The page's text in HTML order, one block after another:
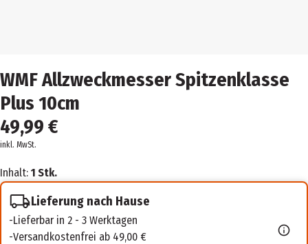
WMF Allzweckmesser Spitzenklasse
Plus 10cm
49,99 €
inkl. MwSt.
Inhalt: 1 Stk.
Lieferung nach Hause
Lieferbar in 2 - 3 Werktagen
Versandkostenfrei ab 49,00 €